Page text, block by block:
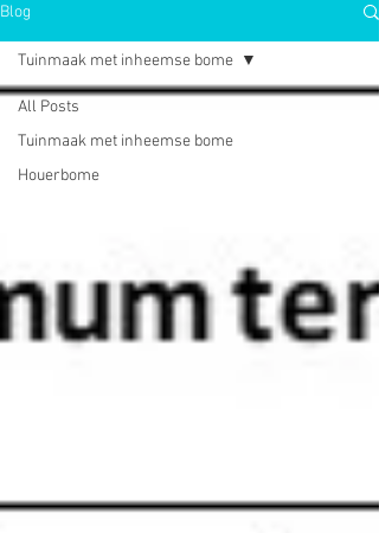
Blog
All Posts
Tuinmaak met inheemse bome
Houerbome
Tuinmaak met inheemse bome